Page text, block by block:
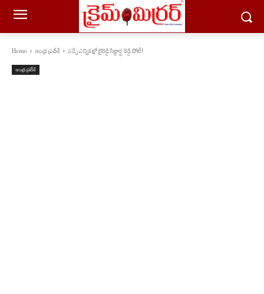
Home ఆంధ్ర ప్రదేశ్ వచ్చే ఎన్నికల్లో బైరెడ్డి సిద్ధార్థ రెడ్డి పోటీ!
ఆంధ్ర ప్రదేశ్